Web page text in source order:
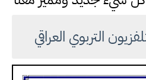
التربوي العراقي